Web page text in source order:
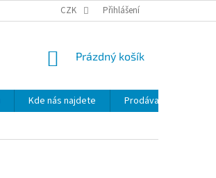
NOVINKY MAPA SERVERU
CZK Přihlášení
NÁKUPNÍ
Prázdný košík
Kde nás najdete
Prodávané značky